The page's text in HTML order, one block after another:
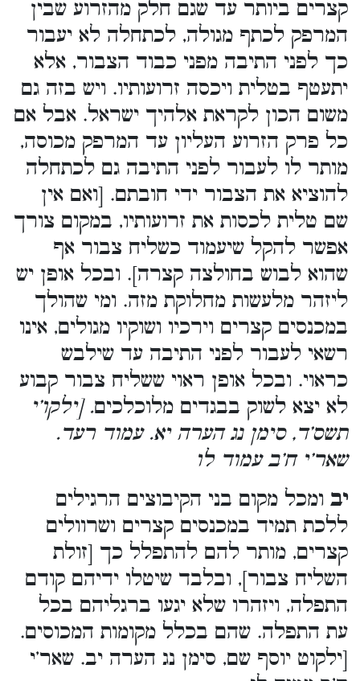
קצרים ביותר עד שגם חלק מהזרוע שבין
המרפק לכתף מגולה, לכתחלה לא יעבור
כך לפני התיבה מפני כבוד הצבור, אלא
יתעטף בטלית ויכסה זרועותיו. ויש בזה גם
משום הכון לקראת אלהיך ישראל. אבל אם
כל פרק הזרוע העליון עד המרפק מכוסה,
מותר לו לעבור לפני התיבה גם לכתחלה
להוציא את הצבור ידי חובתם. [ואם אין
שם טלית לכסות את זרועותיו, במקום צורך
אפשר להקל שיעמוד כשליח צבור אף
שהוא לבוש בחולצה קצרה]. ובכל אופן יש
ליזהר מלעשות מחלוקת מזה. ומי שהולך
במכנסים קצרים וירכיו ושוקיו מגולים, אינו
רשאי לעבור לפני התיבה עד שילבש
כראוי. ובכל אופן ראוי ששליח צבור קבוע
לא יצא לשוק בבגדים מלוכלכים. [ילקו’י
תשס’ד, סימן נג הערה יא. עמוד רעד.
שאר’י ח’ב עמוד לו
יב ומכל מקום בני הקיבוצים הרגילים
ללכת תמיד במכנסים קצרים ושרוולים
קצרים, מותר להם להתפלל כך [זולת
השליח צבור], ובלבד שיטלו ידיהם קודם
התפלה, ויזהרו שלא יגעו ברגליהם בכל
עת התפלה. שהם בכלל מקומות המכוסים.
[ילקוט יוסף שם, סימן נג הערה יב. שאר’י